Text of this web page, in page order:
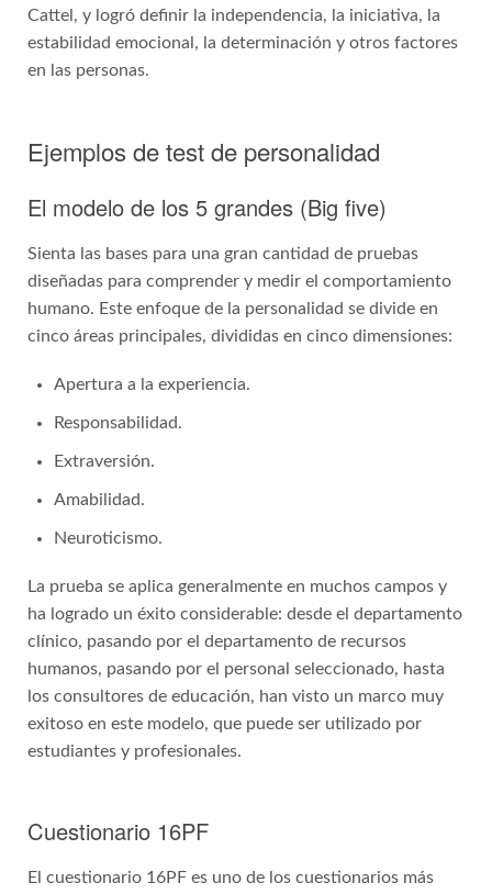
Cattel, y logró definir la independencia, la iniciativa, la
estabilidad emocional, la determinación y otros factores
en las personas.
Ejemplos de test de personalidad
El modelo de los 5 grandes (Big five)
Sienta las bases para una gran cantidad de pruebas
diseñadas para comprender y medir el comportamiento
humano. Este enfoque de la personalidad se divide en
cinco áreas principales, divididas en cinco dimensiones:
Apertura a la experiencia.
Responsabilidad.
Extraversión.
Amabilidad.
Neuroticismo.
La prueba se aplica generalmente en muchos campos y
ha logrado un éxito considerable: desde el departamento
clínico, pasando por el departamento de recursos
humanos, pasando por el personal seleccionado, hasta
los consultores de educación, han visto un marco muy
exitoso en este modelo, que puede ser utilizado por
estudiantes y profesionales.
Cuestionario 16PF
El cuestionario 16PF es uno de los cuestionarios más